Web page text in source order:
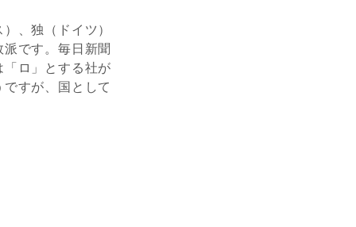
、独（ドイツ）
です。毎日新聞
ロ」とする社が
すが、国として